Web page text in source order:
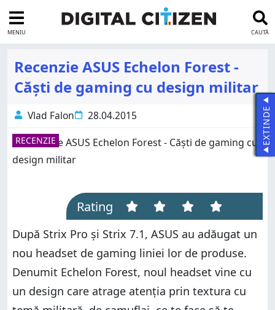
MENIU CAUTĂ
Recenzie ASUS Echelon Forest -
Căști de gaming cu design militar
Vlad Falon 28.04.2015
RECENZIE
Rating
După Strix Pro și Strix 7.1, ASUS au adăugat un
nou headset de gaming liniei lor de produse.
Denumit Echelon Forest, noul headset vine cu
un design care atrage atenția prin textura cu
EXTINDE